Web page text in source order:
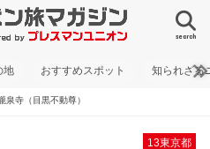
search
地 おすすめスポット 知られざる
泉寺（目黒不動尊）
13東京都